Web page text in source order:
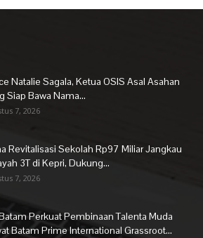
Natalie Sagala, Ketua OSIS Asal Asahan
Siap Bawa Nama...
7, 2026
Revitalisasi Sekolah Rp97 Miliar Jangkau
3T di Kepri, Dukung...
7, 2026
Perkuat Pembinaan Talenta Muda
Batam Prime International Grassroot...